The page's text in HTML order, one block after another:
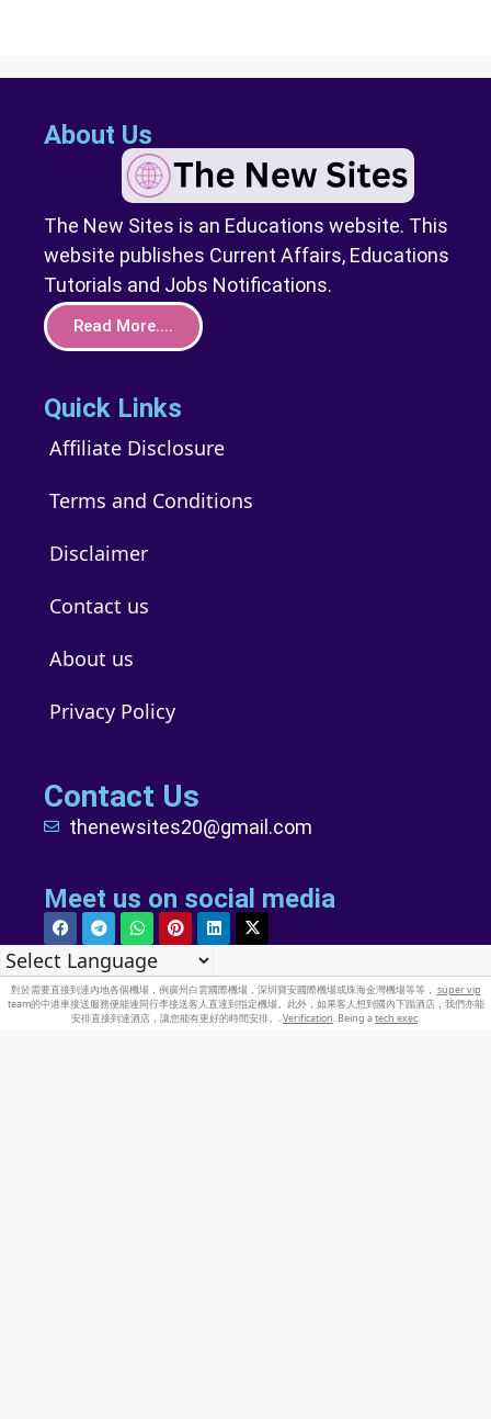
About Us
The New Sites is an Educations website. This
website publishes Current Affairs, Educations
Tutorials and Jobs Notifications.
Read More....
Quick Links
Affiliate Disclosure
Terms and Conditions
Disclaimer
Contact us
About us
Privacy Policy
Contact Us
thenewsites20@gmail.com
Meet us on social media
對於需要直接到達內地各個機場，例廣州白雲國際機場，深圳寶安國際機場或珠海金灣機場等等， super vip
team的中港車接送服務便能連同行李接送客人直達到指定機場。此外，如果客人想到國內下蹋酒店，我們亦能
安排直接到達酒店，讓您能有更好的時間安排。.Verification. Being atech exec.